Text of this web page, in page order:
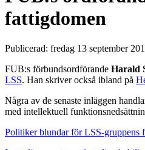
fattigdomen
Publicerad: fredag 13 september
FUB:s förbundsordförande Harald
LSS. Han skriver också ibland på
Några av de senaste inläggen
med intellektuell
Politiker blundar för LSS-gruppens